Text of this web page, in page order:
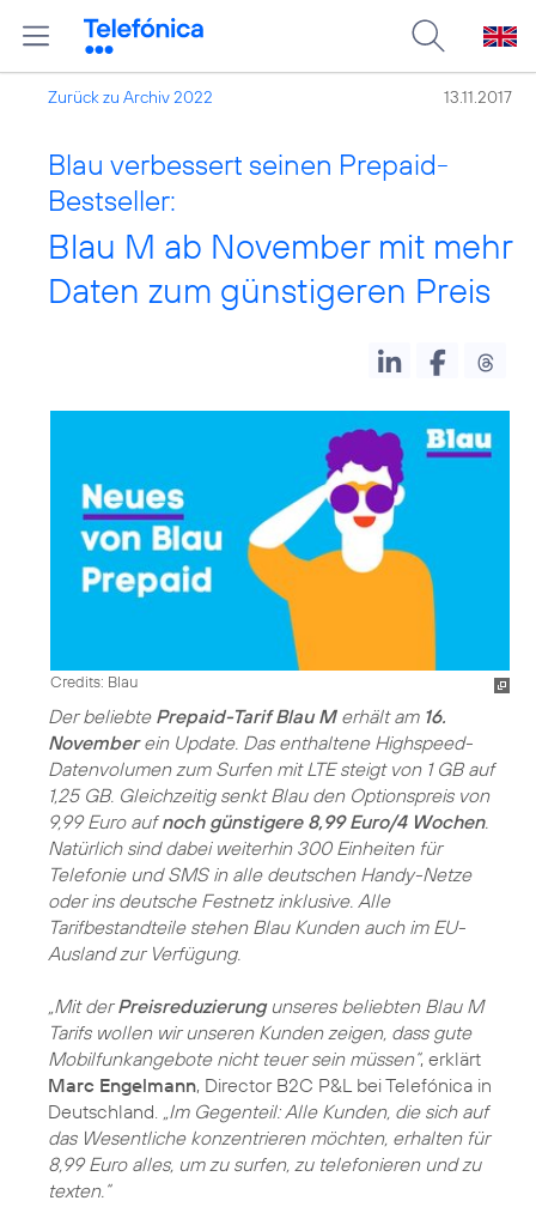
Zurück zu Archiv 2022 13.11.2017
Blau verbessert seinen Prepaid-
Bestseller:
Blau M ab November mit mehr
Daten zum günstigeren Preis
Credits: Blau
Der beliebte Prepaid-Tarif Blau Merhält am 16.
Novemberein Update. Das enthaltene Highspeed-
Datenvolumen zum Surfen mit LTE steigt von 1 GB auf
1,25 GB. Gleichzeitig senkt Blau den Optionspreis von
9,99 Euro aufnoch günstigere 8,99 Euro/4 Wochen.
Natürlich sind dabei weiterhin 300 Einheiten für
Telefonie und SMS in alle deutschen Handy-Netze
oder ins deutsche Festnetz inklusive. Alle
Tarifbestandteile stehen Blau Kunden auch im EU-
Ausland zur Verfügung.
„Mit derPreisreduzierung unseres beliebten Blau M
Tarifs wollen wir unseren Kunden zeigen, dass gute
Mobilfunkangebote nicht teuer sein müssen“, erklärt
Marc Engelmann, Director B2C P&L bei Telefónica in
Deutschland.
„Im Gegenteil: Alle Kunden, die sich auf
das Wesentliche konzentrieren möchten, erhalten für
8,99 Euro alles, um zu surfen, zu telefonieren und zu
texten.“